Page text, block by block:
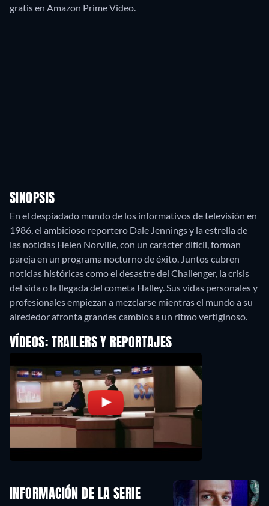
gratis en Amazon Prime Video.
SINOPSIS
En el despiadado mundo de los informativos de televisión en
1986, el ambicioso reportero Dale Jennings y la estrella de
las noticias Helen Norville, con un carácter difícil, forman
pareja en un programa nocturno de éxito. Juntos cubren
noticias históricas como el desastre del Challenger, la crisis
del sida o la llegada del cometa Halley. Sus vidas personales y
profesionales empiezan a mezclarse mientras el mundo a su
alrededor afronta grandes cambios a un ritmo vertiginoso.
VÍDEOS: TRAILERS Y REPORTAJES
INFORMACIÓN DE LA SERIE